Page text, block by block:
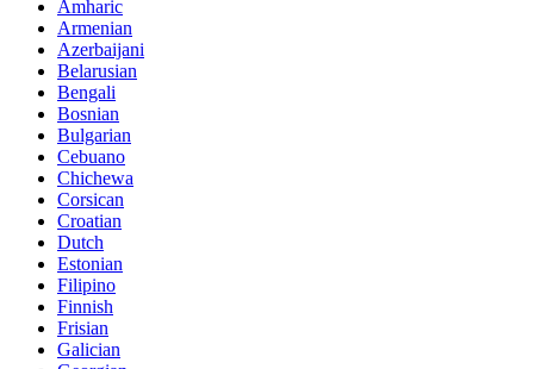
Amharic
Armenian
Azerbaijani
Belarusian
Bengali
Bosnian
Bulgarian
Cebuano
Chichewa
Corsican
Croatian
Dutch
Estonian
Filipino
Finnish
Frisian
Galician